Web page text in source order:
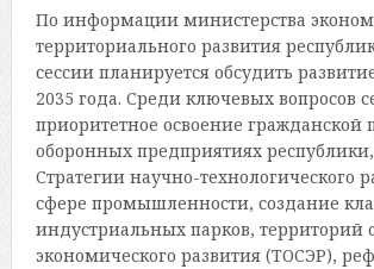
По информации министерства
территориального развития
сессии планируется обсудить
2035 года. Среди ключевых вопросов
приоритетное освоение гражданской
оборонных предприятиях
Стратегии научно-технологического
сфере промышленности, создание
индустриальных парков, территорий
экономического развития (ТОСЭР),